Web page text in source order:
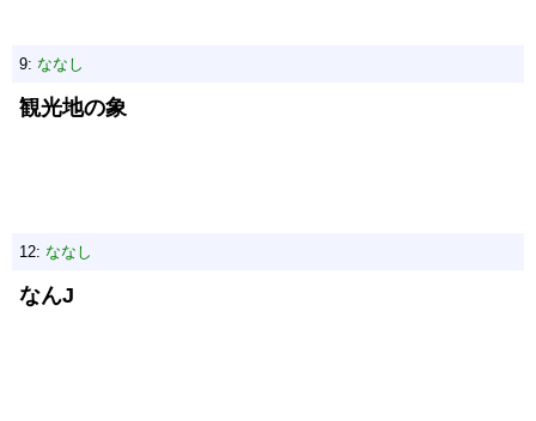
9: ななし
観光地の象
12: ななし
なんJ